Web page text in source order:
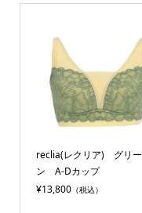
reclia(レクリア) グリー
ン A-Dカップ
¥13,800（税込）